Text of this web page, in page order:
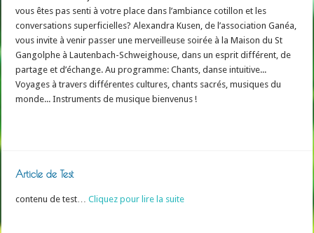
vous êtes pas senti à votre place dans l’ambiance cotillon et les
conversations superficielles? Alexandra Kusen, de l’association Ganéa,
vous invite à venir passer une merveilleuse soirée à la Maison du St
Gangolphe à Lautenbach-Schweighouse, dans un esprit différent, de
partage et d’échange. Au programme: Chants, danse intuitive...
Voyages à travers différentes cultures, chants sacrés, musiques du
monde... Instruments de musique bienvenus !
Article de Test
contenu de test…Cliquez pour lire la suite